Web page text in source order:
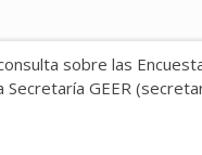
sobre las
Secretaría GEER